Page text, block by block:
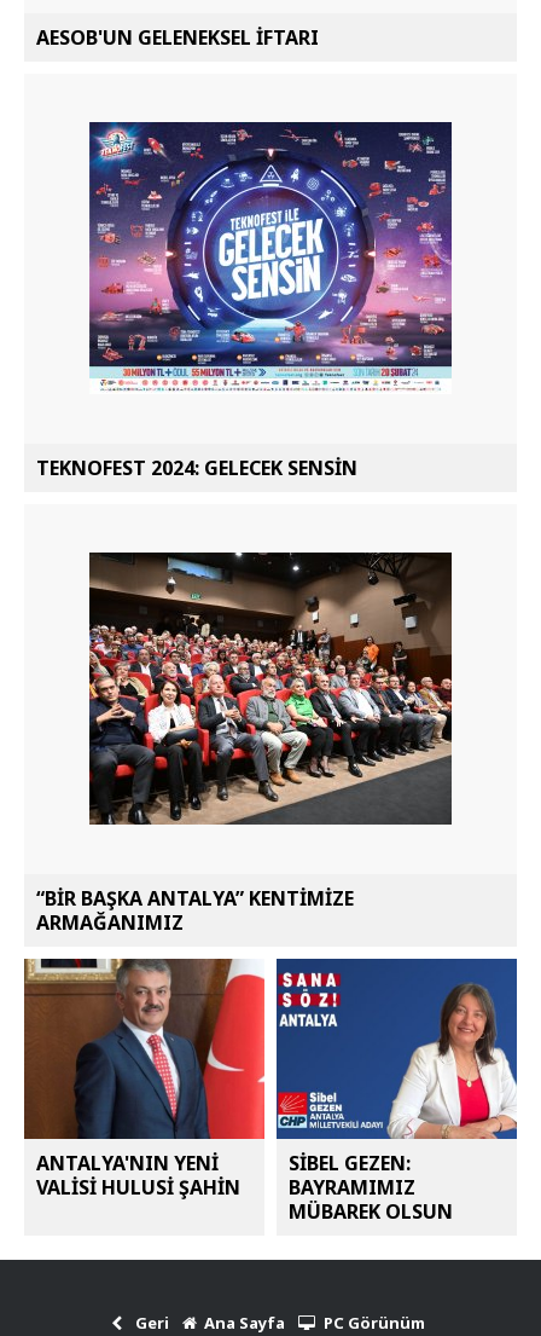
AESOB'UN GELENEKSEL İFTARI
TEKNOFEST 2024: GELECEK SENSİN
“BİR BAŞKA ANTALYA” KENTİMİZE
ARMAĞANIMIZ
ANTALYA'NIN YENİ
VALİSİ HULUSİ ŞAHİN
SİBEL GEZEN:
BAYRAMIMIZ
MÜBAREK OLSUN
Geri Ana Sayfa PC Görünüm